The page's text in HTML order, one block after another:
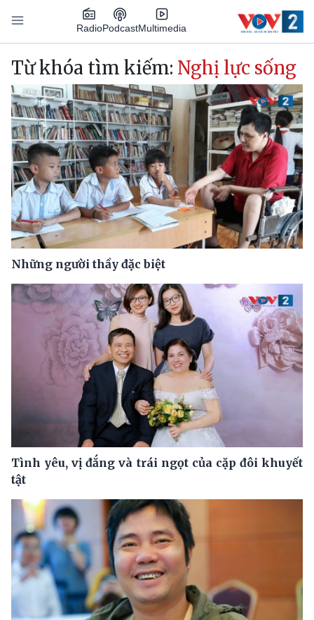
Nhảy đến nội dung
RadioPodcastMultimedia
Main navigation
Từ khóa tìm kiếm: Nghị lực sống
Những người thầy đặc biệt
Tình yêu, vị đắng và trái ngọt của cặp đôi khuyết
tật